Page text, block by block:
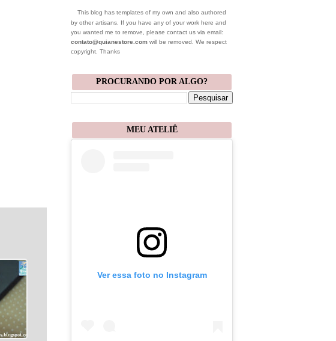
This blog has templates of my own and also authored
by other artisans. If you have any of your work here and
you wanted me to remove, please contact us via email:
contato@quianestore.com will be removed. We respect
copyright. Thanks
PROCURANDO POR ALGO?
MEU ATELIÊ
Ver essa foto no Instagram